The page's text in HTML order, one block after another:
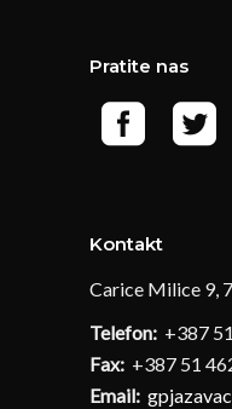
Pratite nas
Kontakt
Carice Milice 9,
Telefon: +387
Fax: +387 51
Email: